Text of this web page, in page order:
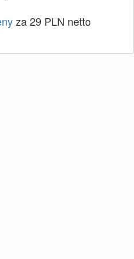
za 29 PLN netto